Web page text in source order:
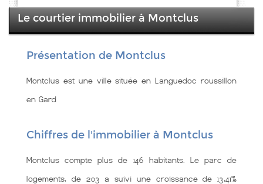
Le courtier immobilier à Montclus
Présentation de Montclus
Montclus est une ville située en Languedoc roussillon
en Gard
Chiffres de l'immobilier à Montclus
Montclus compte plus de 146 habitants. Le parc de
logements, de 203 a suivi une croissance de 13,41%